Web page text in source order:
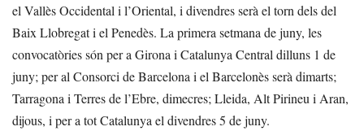
el Vallès Occidental i l’Oriental, i divendres serà el torn dels del
Baix Llobregat i el Penedès. La primera setmana de juny, les
convocatòries són per a Girona i Catalunya Central dilluns 1 de
juny; per al Consorci de Barcelona i el Barcelonès serà dimarts;
Tarragona i Terres de l’Ebre, dimecres; Lleida, Alt Pirineu i Aran,
dijous, i per a tot Catalunya el divendres 5 de juny.